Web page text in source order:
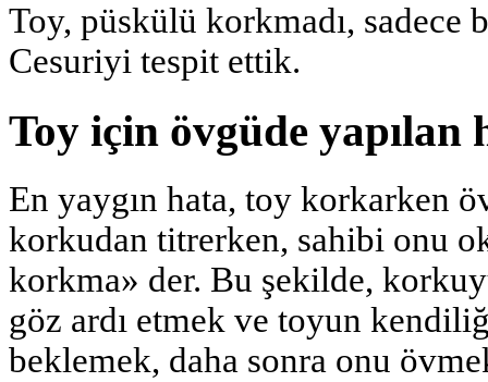
Toy, püskülü korkmadı,
Cesuriyi tespit ettik.
Toy için övgüde yapılan
En yaygın hata, toy korkarken
korkudan titrerken, sahibi onu
korkma» der. Bu şekilde,
göz ardı etmek ve toyun
beklemek, daha sonra onu